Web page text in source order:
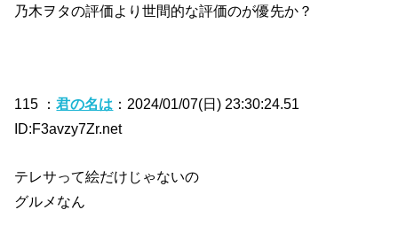
乃木ヲタの評価より世間的な評価のが優先か？
115 ：君の名は ：2024/01/07(日) 23:30:24.51
ID:F3avzy7Zr.net
テレサって絵だけじゃないの
グルメなん